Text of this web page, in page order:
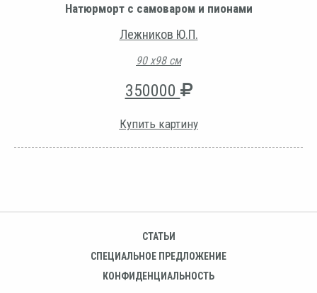
Натюрморт с самоваром и пионами
Лежников Ю.П.
90 х98 см
350000
Купить картину
СТАТЬИ
СПЕЦИАЛЬНОЕ ПРЕДЛОЖЕНИЕ
КОНФИДЕНЦИАЛЬНОСТЬ